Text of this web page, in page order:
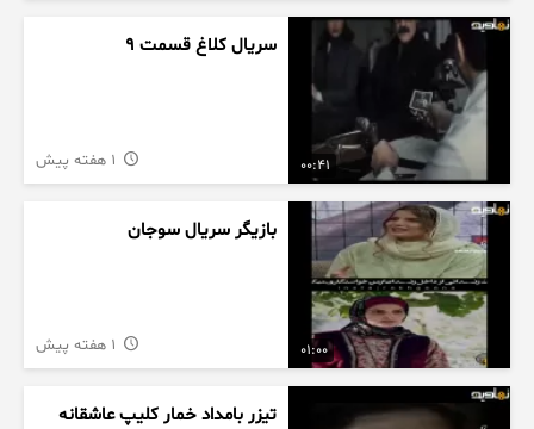
00:41
سریال کلاغ قسمت 9
01:00
بازیگر سریال سوجان
تیزر بامداد خمار کلیپ عاشقانه